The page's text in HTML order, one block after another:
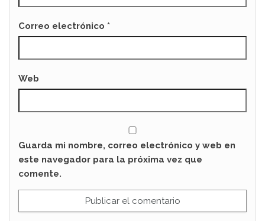
Correo electrónico *
Web
Guarda mi nombre, correo electrónico y web en
este navegador para la próxima vez que
comente.